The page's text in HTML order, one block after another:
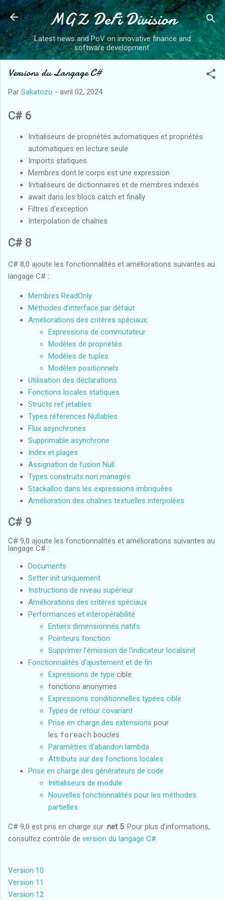
Accéder au contenu principal
MGZ DeFi Division
Latest news and PoV on innovative finance and
software development.
Versions du Langage C#
Par Sakatozo - avril 02, 2024
C# 6
Initialiseurs de propriétés automatiques et propriétés
automatiques en lecture seule
Imports statiques
Membres dont le corps est une expression
Initialiseurs de dictionnaires et de membres indexés
await dans les blocs catch et finally
Filtres d'exception
Interpolation de chaînes
C# 8
C# 8,0 ajoute les fonctionnalités et améliorations suivantes au
langage C# :
Membres ReadOnly
Méthodes d’interface par défaut
Améliorations des critères spéciaux:
Expressions de commutateur
Modèles de propriétés
Modèles de tuples
Modèles positionnels
Utilisation des déclarations
Fonctions locales statiques
Structs ref jetables
Types références Nullables
Flux asynchrones
Supprimable asynchrone
Index et plages
Assignation de fusion Null
Types construits non managés
Stackalloc dans les expressions imbriquées
Amélioration des chaînes textuelles interpolées
C# 9
C# 9,0 ajoute les fonctionnalités et améliorations suivantes au
langage C# :
Documents
Setter init uniquement
Instructions de niveau supérieur
Améliorations des critères spéciaux
Performances et interopérabilité
Entiers dimensionnés natifs
Pointeurs fonction
Supprimer l’émission de l’indicateur localsinit
Fonctionnalités d’ajustement et de fin
Expressions de type cible
fonctions anonymes
Expressions conditionnelles typées cible
Types de retour covariant
Prise en charge des extensions pour
les foreach boucles
Paramètres d’abandon lambda
Attributs sur des fonctions locales
Prise en charge des générateurs de code
Initialiseurs de module
Nouvelles fonctionnalités pour les méthodes
partielles
C# 9,0 est pris en charge sur .net 5. Pour plus d’informations,
consultez contrôle de version du langage C#.
Version 10
Version 11
Version 12